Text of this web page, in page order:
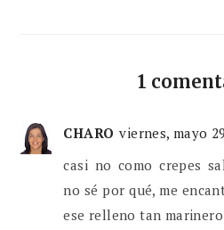
1
CHARO viernes, mayo
casi no como crepes
no sé por qué, me
ese relleno tan marinero